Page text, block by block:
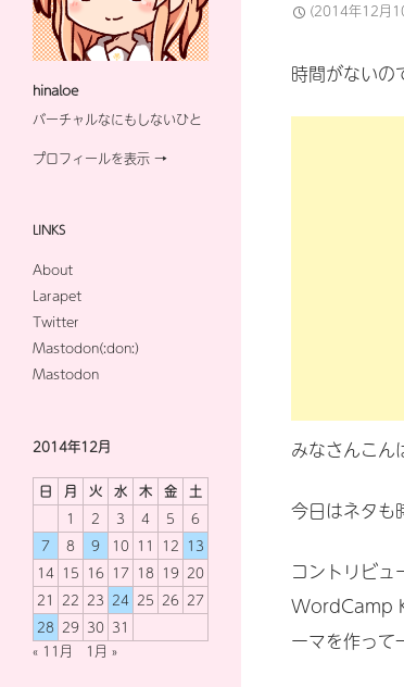
(2014年12月
時間がないの
みなさんこん
今日はネタも
コントリビュ
WordCamp
ーマを作って
hinaloe
バーチャルなにもしないひと
プロフィールを表示 →
LINKS
About
Larapet
Twitter
Mastodon(:don:)
Mastodon
2014年12月
日 月 火 水 木 金
土
1
2 3 4 5
6
7
8 9 10 11 12 13
14 15 16 17 18 19 20
21 22 23 24 25 26 27
28 29 30 31
« 11月
1月 »